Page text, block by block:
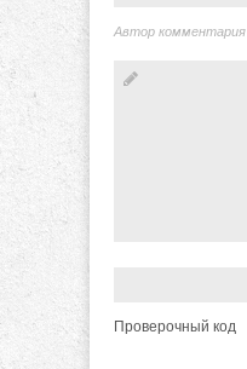
Автор комментария
Проверочный код